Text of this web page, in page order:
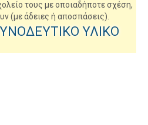
τους με οποιαδήποτε σχέση,
(με άδειες ή αποσπάσεις).
ΥΛΙΚΟ